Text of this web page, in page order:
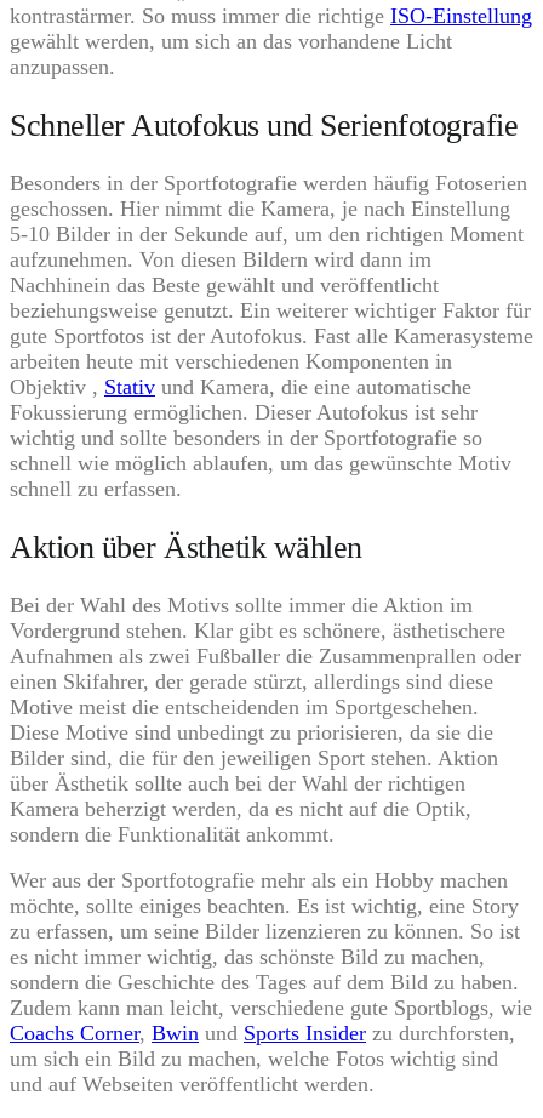
kontrastärmer. So muss immer die richtige ISO-Einstellung
gewählt werden, um sich an das vorhandene Licht
anzupassen.
Schneller Autofokus und Serienfotografie
Besonders in der Sportfotografie werden häufig Fotoserien
geschossen. Hier nimmt die Kamera, je nach Einstellung
5-10 Bilder in der Sekunde auf, um den richtigen Moment
aufzunehmen. Von diesen Bildern wird dann im
Nachhinein das Beste gewählt und veröffentlicht
beziehungsweise genutzt. Ein weiterer wichtiger Faktor für
gute Sportfotos ist der Autofokus. Fast alle Kamerasysteme
arbeiten heute mit verschiedenen Komponenten in
Objektiv , Stativ und Kamera, die eine automatische
Fokussierung ermöglichen. Dieser Autofokus ist sehr
wichtig und sollte besonders in der Sportfotografie so
schnell wie möglich ablaufen, um das gewünschte Motiv
schnell zu erfassen.
Aktion über Ästhetik wählen
Bei der Wahl des Motivs sollte immer die Aktion im
Vordergrund stehen. Klar gibt es schönere, ästhetischere
Aufnahmen als zwei Fußballer die Zusammenprallen oder
einen Skifahrer, der gerade stürzt, allerdings sind diese
Motive meist die entscheidenden im Sportgeschehen.
Diese Motive sind unbedingt zu priorisieren, da sie die
Bilder sind, die für den jeweiligen Sport stehen. Aktion
über Ästhetik sollte auch bei der Wahl der richtigen
Kamera beherzigt werden, da es nicht auf die Optik,
sondern die Funktionalität ankommt.
Wer aus der Sportfotografie mehr als ein Hobby machen
möchte, sollte einiges beachten. Es ist wichtig, eine Story
zu erfassen, um seine Bilder lizenzieren zu können. So ist
es nicht immer wichtig, das schönste Bild zu machen,
sondern die Geschichte des Tages auf dem Bild zu haben.
Zudem kann man leicht, verschiedene gute Sportblogs, wie
Coachs Corner, Bwin und Sports Insider zu durchforsten,
um sich ein Bild zu machen, welche Fotos wichtig sind
und auf Webseiten veröffentlicht werden.